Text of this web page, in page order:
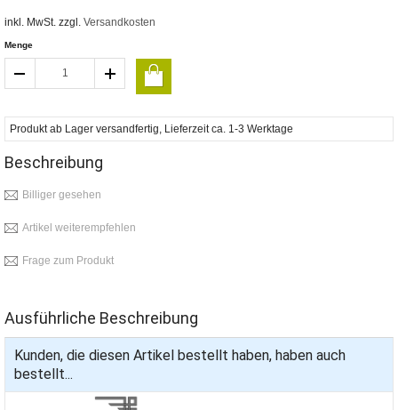
inkl. MwSt. zzgl. Versandkosten
Menge
Produkt ab Lager versandfertig, Lieferzeit ca. 1-3 Werktage
Beschreibung
Billiger gesehen
Artikel weiterempfehlen
Frage zum Produkt
Ausführliche Beschreibung
Kunden, die diesen Artikel bestellt haben, haben auch
bestellt...